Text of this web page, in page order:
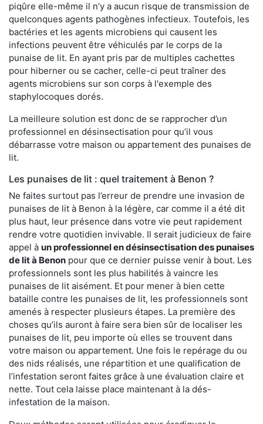
piqûre elle-même il n’y a aucun risque de transmission de
quelconques agents pathogènes infectieux. Toutefois, les
bactéries et les agents microbiens qui causent les
infections peuvent être véhiculés par le corps de la
punaise de lit. En ayant pris par de multiples cachettes
pour hiberner ou se cacher, celle-ci peut traîner des
agents microbiens sur son corps à l'exemple des
staphylocoques dorés.
La meilleure solution est donc de se rapprocher d’un
professionnel en désinsectisation pour qu’il vous
débarrasse votre maison ou appartement des punaises de
lit.
Les punaises de lit : quel traitement à Benon ?
Ne faites surtout pas l’erreur de prendre une invasion de
punaises de lit à Benon à la légère, car comme il a été dit
plus haut, leur présence dans votre vie peut rapidement
rendre votre quotidien invivable. Il serait judicieux de faire
appel à un professionnel en désinsectisation des punaises
de lit à Benon pour que ce dernier puisse venir à bout. Les
professionnels sont les plus habilités à vaincre les
punaises de lit aisément. Et pour mener à bien cette
bataille contre les punaises de lit, les professionnels sont
amenés à respecter plusieurs étapes. La première des
choses qu’ils auront à faire sera bien sûr de localiser les
punaises de lit, peu importe où elles se trouvent dans
votre maison ou appartement. Une fois le repérage du ou
des nids réalisés, une répartition et une qualification de
l’infestation seront faites grâce à une évaluation claire et
nette. Tout cela laisse place maintenant à la dés-
infestation de la maison.